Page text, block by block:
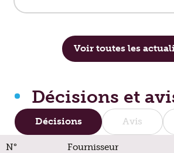
Voir toutes les
Décisions et
Décisions Avis
Décisions
N° Fournisseur